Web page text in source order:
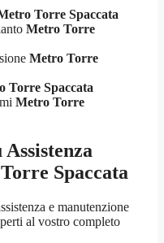
Torre Spaccata
Metro Torre
Metro Torre
Torre Spaccata
Metro Torre
Spaccata
e manutenzione
al vostro completo